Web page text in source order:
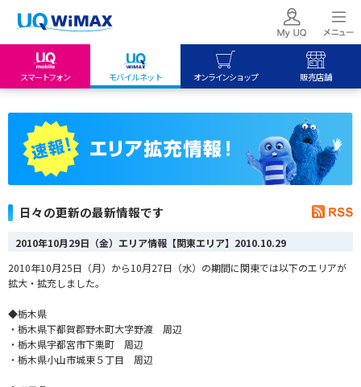
スマートフォン モバイルネット オンラインショップ 販売店舗
My UQ mobile
UQ mobile
UQ WiMAX
UQ WiMAX
日々の更新の最新情報です
2010年10月29日（金）エリア情報【関東エリア】 2010.10.29
2010年10月25日（月）から10月27日（水）の期間に関東では以下のエリアが
拡大・拡充しました。
◆栃木県
・栃木県下都賀郡野木町大字野渡 周辺
・栃木県宇都宮市下栗町 周辺
・栃木県小山市城東５丁目 周辺